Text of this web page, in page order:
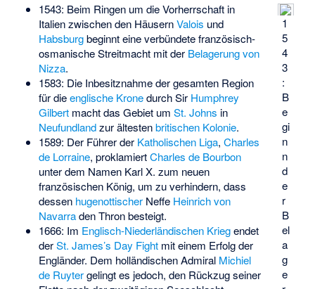
1
5
4
3
:
B
e
gi
n
n
d
e
r
B
el
a
g
e
1543: Beim Ringen um die Vorherrschaft in
Italien zwischen den HäusernValois und
Habsburgbeginnt eine verbündete französisch-
osmanische Streitmacht mit der Belagerung von
Nizza.
1583: Die Inbesitznahme der gesamten Region
für dieenglische Kronedurch Sir Humphrey
Gilbertmacht das Gebiet um St. Johns in
Neufundlandzur ältestenbritischen Kolonie.
1589: Der Führer der Katholischen Liga, Charles
de Lorraine, proklamiertCharles de Bourbon
unter dem Namen Karl X. zum neuen
französischen König, um zu verhindern, dass
dessen hugenottischerNeffe Heinrich von
Navarraden Thron besteigt.
1666: Im Englisch-Niederländischen Kriegendet
derSt. James’s Day Fightmit einem Erfolg der
Engländer. Dem holländischen Admiral Michiel
de Ruytergelingt es jedoch, den Rückzug seiner